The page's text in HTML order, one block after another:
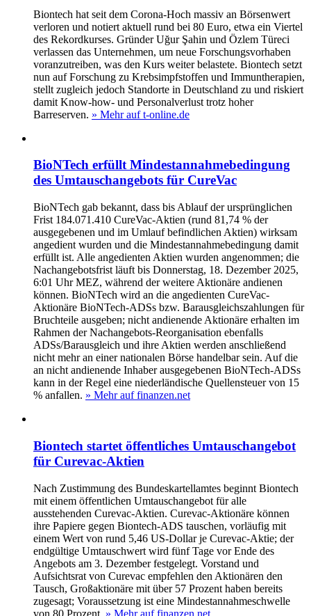
Biontech hat seit dem Corona-Hoch massiv an Börsenwert
verloren und notiert aktuell rund bei 80 Euro, etwa ein Viertel
des Rekordkurses. Gründer Uğur Şahin und Özlem Türeci
verlassen das Unternehmen, um neue Forschungsvorhaben
voranzutreiben, was den Kurs weiter belastete. Biontech setzt
nun auf Forschung zu Krebsimpfstoffen und Immuntherapien,
stellt zugleich jedoch Standorte in Deutschland zu und riskiert
damit Know-how- und Personalverlust trotz hoher
Barreserven. » Mehr auf t-online.de
BioNTech erfüllt Mindestannahmebedingung
des Umtauschangebots für CureVac
BioNTech gab bekannt, dass bis Ablauf der ursprünglichen
Frist 184.071.410 CureVac-Aktien (rund 81,74 % der
ausgegebenen und im Umlauf befindlichen Aktien) wirksam
angedient wurden und die Mindestannahmebedingung damit
erfüllt ist. Alle angedienten Aktien wurden angenommen; die
Nachangebotsfrist läuft bis Donnerstag, 18. Dezember 2025,
6:01 Uhr MEZ, während der weitere Aktionäre andienen
können. BioNTech wird an die angedienten CureVac-
Aktionäre BioNTech-ADSs bzw. Barausgleichszahlungen für
Bruchteile ausgeben; nicht andienende Aktionäre erhalten im
Rahmen der Nachangebots-Reorganisation ebenfalls
ADSs/Barausgleich und ihre Aktien werden anschließend
nicht mehr an einer nationalen Börse handelbar sein. Auf die
an nicht andienende Inhaber ausgegebenen BioNTech-ADSs
kann in der Regel eine niederländische Quellensteuer von 15
% anfallen. » Mehr auf finanzen.net
Biontech startet öffentliches Umtauschangebot
für Curevac-Aktien
Nach Zustimmung des Bundeskartellamtes beginnt Biontech
mit einem öffentlichen Umtauschangebot für alle
ausstehenden Curevac-Aktien. Curevac-Aktionäre können
ihre Papiere gegen Biontech-ADS tauschen, vorläufig mit
einem Wert von rund 5,46 US-Dollar je Curevac-Aktie; der
endgültige Umtauschwert wird fünf Tage vor Ende des
Angebots am 3. Dezember festgelegt. Vorstand und
Aufsichtsrat von Curevac empfehlen den Aktionären den
Tausch, Großaktionäre mit über 57 Prozent haben bereits
zugesagt; Voraussetzung ist eine Mindestannahmeschwelle
von 80 Prozent. » Mehr auf finanzen.net